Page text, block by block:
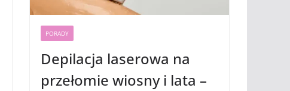
PORADY
Depilacja laserowa na
przełomie wiosny i lata –